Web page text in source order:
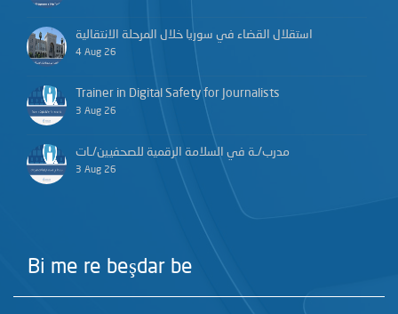
استقلال القضاء في سوريا خلال المرحلة الانتقالية
4 Aug 26
Trainer in Digital Safety for Journalists
3 Aug 26
مدرب/ـة في السلامة الرقمية للصحفيين/ـات
3 Aug 26
Bi me re beşdar be